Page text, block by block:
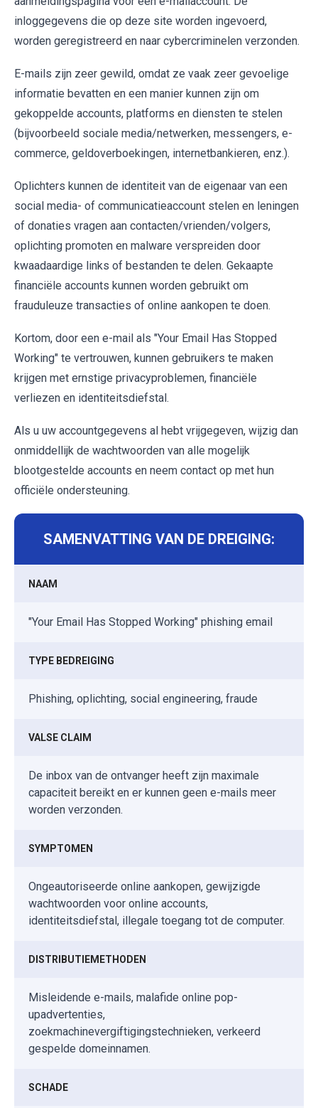
inloggegevens die op deze site worden ingevoerd,
worden geregistreerd en naar cybercriminelen verzonden.
E-mails zijn zeer gewild, omdat ze vaak zeer gevoelige
informatie bevatten en een manier kunnen zijn om
gekoppelde accounts, platforms en diensten te stelen
(bijvoorbeeld sociale media/netwerken, messengers, e-
commerce, geldoverboekingen, internetbankieren, enz.).
Oplichters kunnen de identiteit van de eigenaar van een
social media- of communicatieaccount stelen en leningen
of donaties vragen aan contacten/vrienden/volgers,
oplichting promoten en malware verspreiden door
kwaadaardige links of bestanden te delen. Gekaapte
financiële accounts kunnen worden gebruikt om
frauduleuze transacties of online aankopen te doen.
Kortom, door een e-mail als "Your Email Has Stopped
Working" te vertrouwen, kunnen gebruikers te maken
krijgen met ernstige privacyproblemen, financiële
verliezen en identiteitsdiefstal.
Als u uw accountgegevens al hebt vrijgegeven, wijzig dan
onmiddellijk de wachtwoorden van alle mogelijk
blootgestelde accounts en neem contact op met hun
officiële ondersteuning.
SAMENVATTING VAN DE DREIGING:
NAAM
"Your Email Has Stopped Working" phishing email
TYPE BEDREIGING
Phishing, oplichting, social engineering, fraude
VALSE CLAIM
De inbox van de ontvanger heeft zijn maximale
capaciteit bereikt en er kunnen geen e-mails meer
worden verzonden.
SYMPTOMEN
Ongeautoriseerde online aankopen, gewijzigde
wachtwoorden voor online accounts,
identiteitsdiefstal, illegale toegang tot de computer.
DISTRIBUTIEMETHODEN
Misleidende e-mails, malafide online pop-
upadvertenties,
zoekmachinevergiftigingstechnieken, verkeerd
gespelde domeinnamen.
SCHADE